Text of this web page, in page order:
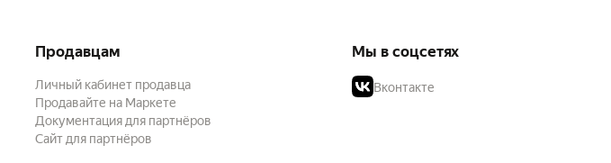
Продавцам
Личный кабинет продавца
Продавайте на Маркете
Документация для партнёров
Сайт для партнёров
Мы в соцсетях
Вконтакте